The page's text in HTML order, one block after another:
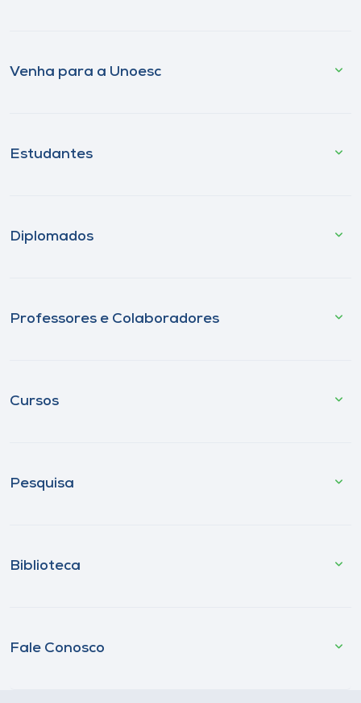
Venha para a Unoesc
Estudantes
Diplomados
Professores e Colaboradores
Cursos
Pesquisa
Biblioteca
Fale Conosco